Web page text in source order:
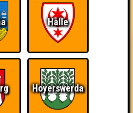
einem Online-Quiz teil
nicht erreicht ~
Halle
Hoyerswerda